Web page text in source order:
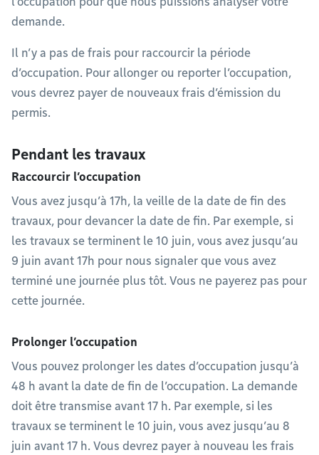
demande.
Il n’y a pas de frais pour raccourcir la période
d’occupation. Pour allonger ou reporter l’occupation,
vous devrez payer de nouveaux frais d’émission du
permis.
Pendant les travaux
Raccourcir l’occupation
Vous avez jusqu’à 17h, la veille de la date de fin des
travaux, pour devancer la date de fin. Par exemple, si
les travaux se terminent le 10 juin, vous avez jusqu’au
9 juin avant 17h pour nous signaler que vous avez
terminé une journée plus tôt. Vous ne payerez pas pour
cette journée.
Prolonger l’occupation
Vous pouvez prolonger les dates d’occupation jusqu’à
48 h avant la date de fin de l’occupation. La demande
doit être transmise avant 17 h. Par exemple, si les
travaux se terminent le 10 juin, vous avez jusqu’au 8
juin avant 17 h. Vous devrez payer à nouveau les frais